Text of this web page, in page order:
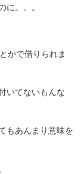
に。。。
かで借りられま
いてないもんな
もあんまり意味を